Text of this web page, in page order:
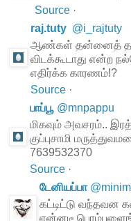
Source ·
raj.tuty @i_rajtuty
ஆண்கள் தன்னைத்
விடக்கூடாது
எதிர்க்க காரணம்!?
Source ·
பாப்பூ @mnpappu
மிகவும் அவசரம்..
குப்புசாமி
7639532370
Source ·
டேனியப்பா @
கட்டிட்டு வந்தவன
என்னடீ